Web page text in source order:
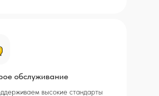
обслуживание
высокие стандарты